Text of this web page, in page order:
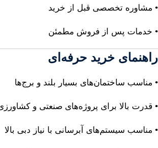
• مشاوره تخصصی قبل از خرید
• خدمات پس از فروش مطمئن
راهنمای خرید حرفه‌ای
• مناسب ساختمان‌های بسیار بلند و برج‌ها
• قدرت بالا برای پروژه‌های صنعتی و
• مناسب سیستم‌های آبرسانی با نیاز دبی بالا